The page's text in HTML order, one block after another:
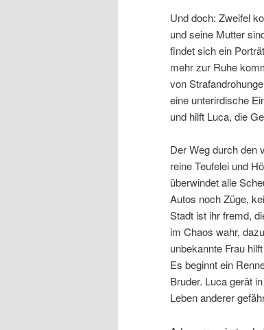
Und doch: Zweifel
und seine Mutter
findet sich ein
mehr zur Ruhe
von
eine unterirdische
und hilft Luca, die
Der Weg durch den
reine Teufelei und
überwindet alle
Autos noch Züge,
Stadt ist ihr fremd,
im Chaos wahr,
unbekannte Frau
Es beginnt ein
Bruder. Luca gerät
Leben anderer